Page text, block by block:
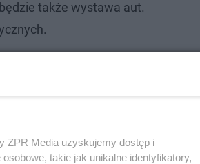
także wystawa aut.
ZPR Media uzyskujemy dostęp i
takie jak unikalne identyfikatory,